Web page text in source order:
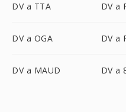
DV a TTA DV a
DV a OGA DV a
DV a MAUD DV a